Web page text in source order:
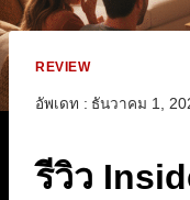
REVIEW
อัพเดท : ธันวาคม 1,
รีวิว